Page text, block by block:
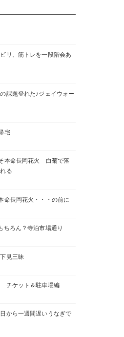
リ、筋トレを一段階会あ
課題登れた♪ジェイウォー
宅
命長岡花火 白菊で落
れる
長岡花火・・・の前に
ろん？寺泊市場通り
見三昧
チケット＆駐車場編
から一週間遅いうなぎで